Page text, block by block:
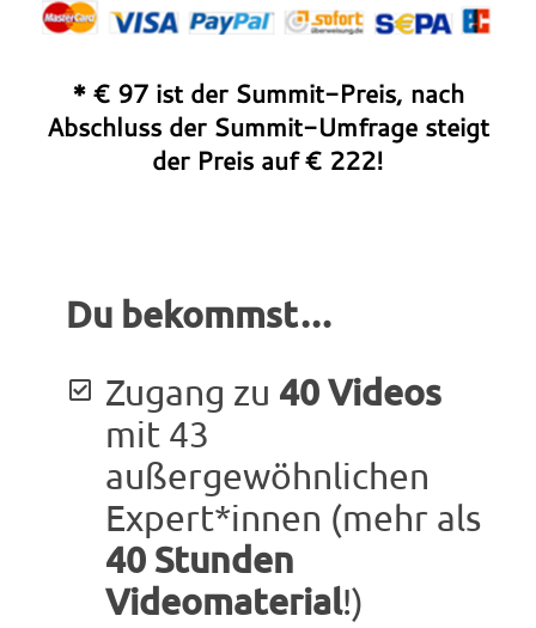
* € 97 ist der Summit-Preis, nach
Abschluss der Summit-Umfrage steigt
der Preis auf € 222!
Du bekommst…
Zugang zu 40 Videos
mit 43
außergewöhnlichen
Expert*innen (mehr als
40 Stunden
Videomaterial!)